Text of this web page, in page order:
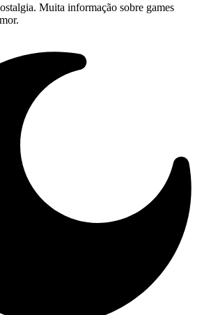
Muita informação sobre games